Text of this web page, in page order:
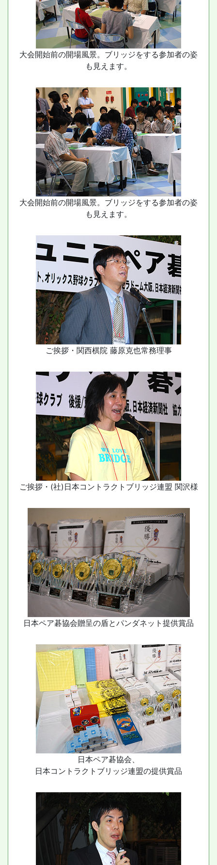
大会開始前の開場風景。ブリッジをする参加者の姿
も見えます。
大会開始前の開場風景。ブリッジをする参加者の姿
も見えます。
ご挨拶・関西棋院 藤原克也常務理事
ご挨拶・(社)日本コントラクトブリッジ連盟 関沢様
日本ペア碁協会贈呈の盾とパンダネット提供賞品
日本ペア碁協会、
日本コントラクトブリッジ連盟の提供賞品